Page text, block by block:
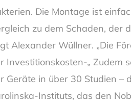
Die Montage ist
zu dem Schaden, der
Alexander Wüllner. „Die
Investitionskosten-„ Zudem
Geräte in über 30 Studien –
Instituts, das den